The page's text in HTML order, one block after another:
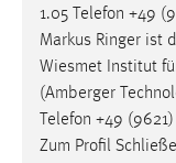
1.05 Telefon +49
Markus Ringer ist
Wiesmet Institut
(Amberger
Telefon +49
Zum Profil